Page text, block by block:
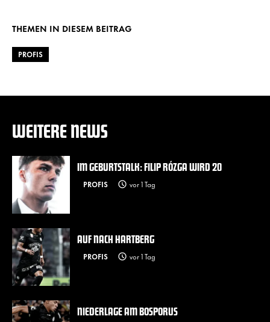
THEMEN IN DIESEM BEITRAG
PROFIS
WEITERE NEWS
IM GEBURTSTALK: FILIP RÓZGA WIRD 20
PROFIS vor 1 Tag
AUF NACH HARTBERG
PROFIS vor 1 Tag
NIEDERLAGE AM BOSPORUS